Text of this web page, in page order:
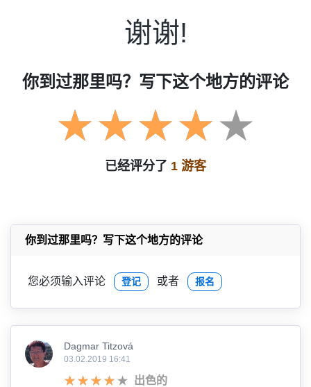
谢谢!
你到过那里吗？写下这个地方的评论
已经评分了 1 游客
你到过那里吗？写下这个地方的评论
您必须输入评论 登记 或者 报名
Dagmar Titzová
03.02.2019 16:41
出色的